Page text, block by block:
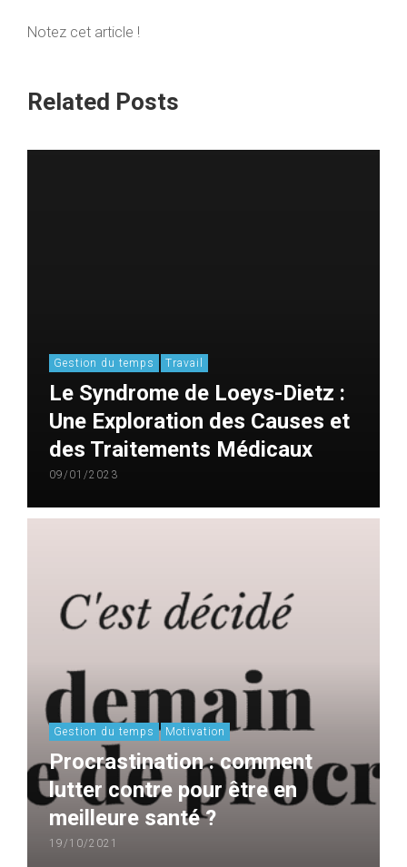
Notez cet article !
Related Posts
Gestion du temps Travail
Le Syndrome de Loeys-Dietz :
Une Exploration des Causes et
des Traitements Médicaux
09/01/2023
Gestion du temps Motivation
Procrastination : comment
lutter contre pour être en
meilleure santé ?
19/10/2021